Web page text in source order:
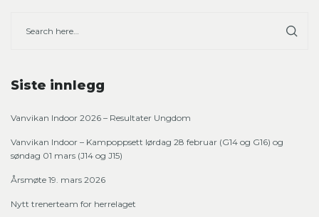
Siste innlegg
Vanvikan Indoor 2026 – Resultater Ungdom
Vanvikan Indoor – Kampoppsett lørdag 28 februar (G14 og G16) og
søndag 01 mars (J14 og J15)
Årsmøte 19. mars 2026
Nytt trenerteam for herrelaget